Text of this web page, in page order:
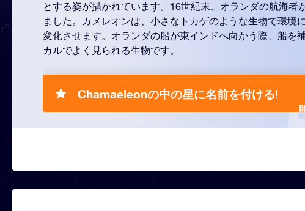
とする姿が描かれています。16世紀末、オランダの航海者
ました。カメレオンは、小さなトカゲのような生物で環境
変化させます。オランダの船が東インドへ向かう際、船を
カルでよく見られる生物です。
Chamaeleonの中の星に名前を付ける!